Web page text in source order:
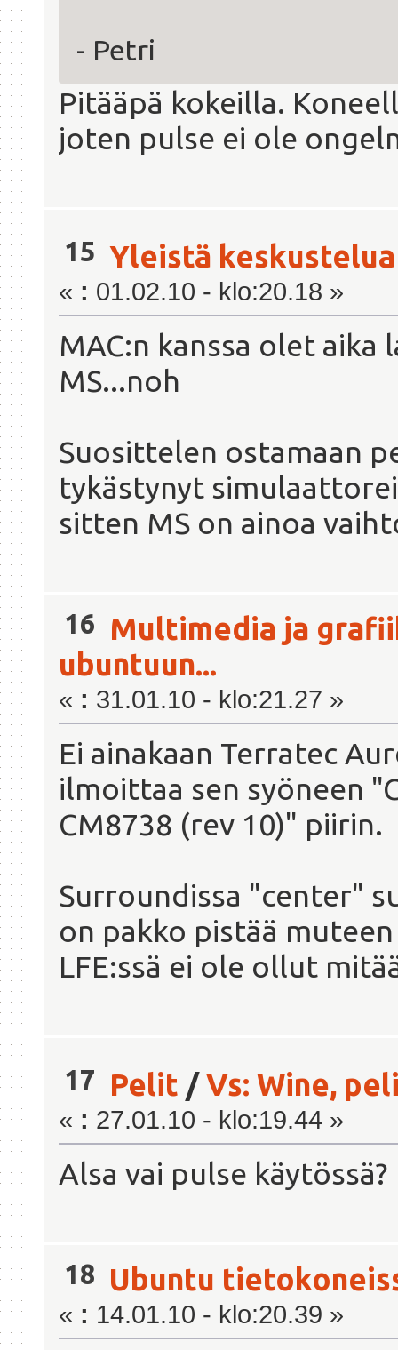
- Petri
Pitääpä kokeilla.
joten pulse ei ole
15 Yleistä keskustelua
« : 01.02.10 - klo:20.18 »
MAC:n kanssa olet aika
MS...noh
Suosittelen ostamaan
tykästynyt
sitten MS on ainoa
16 Multimedia ja
ubuntuun...
« : 31.01.10 - klo:21.27 »
Ei ainakaan Terratec
ilmoittaa sen syöneen
CM8738 (rev 10)" piirin.
Surroundissa "center"
on pakko pistää
LFE:ssä ei ole ollut
17 Pelit /Vs: Wine,
« : 27.01.10 - klo:19.44 »
Alsa vai pulse käytössä?
18 Ubuntu
« : 14.01.10 - klo:20.39 »